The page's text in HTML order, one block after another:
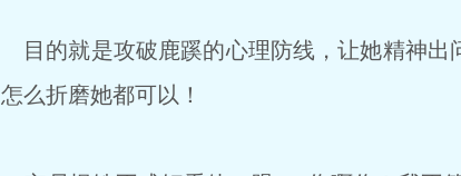
目的就是攻破鹿蹊的心理防线，让她精神出
怎么折磨她都可以！